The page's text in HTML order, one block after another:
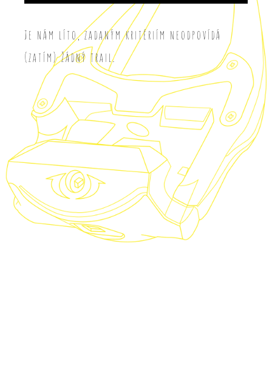
Je nám líto, zadaným kritériím neodpovídá
(zatím) žádný trail.